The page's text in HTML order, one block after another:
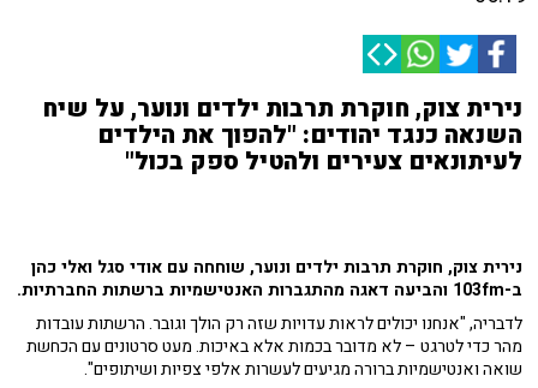
נירית צוק, חוקרת תרבות ילדים ונוער, על שיח
השנאה כנגד יהודים: "להפוך את הילדים
לעיתונאים צעירים ולהטיל ספק בכול"
נירית צוק, חוקרת תרבות ילדים ונוער, שוחחה עם אודי סגל ואלי כהן
ב-103fm והביעה דאגה מהתגברות האנטישמיות ברשתות החברתיות.
לדבריה, "אנחנו יכולים לראות עדויות שזה רק הולך וגובר. הרשתות עובדות
מהר כדי לטרגט – לא מדובר בכמות אלא באיכות. מעט סרטונים עם הכחשת
שואה ואנטישמיות ברורה מגיעים לעשרות אלפי צפיות ושיתופים".